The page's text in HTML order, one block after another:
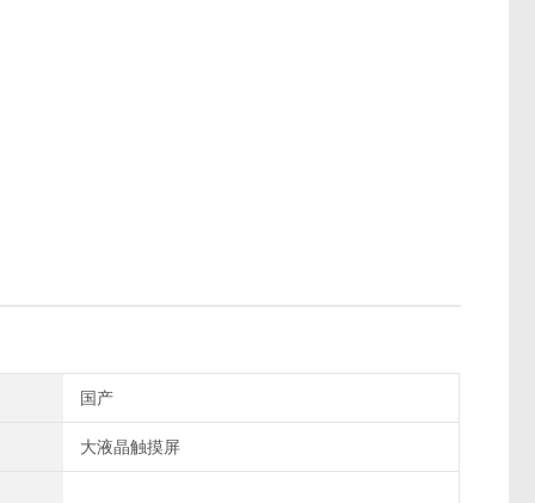
国产
大液晶触摸屏